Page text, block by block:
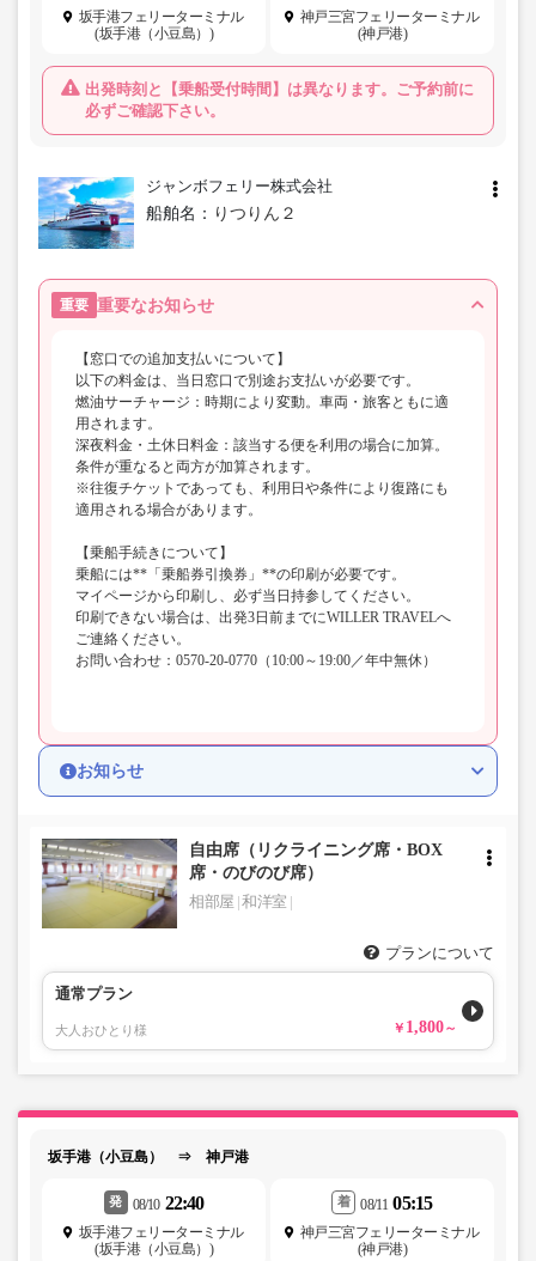
坂手港フェリーターミナル
(坂手港（小豆島）)
出発時刻と【乗船受付時間】は異なります。ご予約前に
必ずご確認下さい。
神戸三宮フェリーターミナル
(神戸港)
ジャンボフェリー株式会社
船舶名： りつりん２
重要 重要なお知らせ
【窓口での追加支払いについて】
以下の料金は、当日窓口で別途お支払いが必要です。
燃油サーチャージ：時期により変動。車両・旅客ともに適
用されます。
深夜料金・土休日料金：該当する便を利用の場合に加算。
条件が重なると両方が加算されます。
※往復チケットであっても、利用日や条件により復路にも
適用される場合があります。
【乗船手続きについて】
乗船には**「乗船券引換券」**の印刷が必要です。
マイページから印刷し、必ず当日持参してください。
印刷できない場合は、出発3日前までにWILLER TRAVELへ
ご連絡ください。
お問い合わせ：0570-20-0770（10:00～19:00／年中無休）
お知らせ
自由席（リクライニング席・BOX
席・のびのび席）
相部屋 和洋室
プランについて
通常プラン
大人おひとり様 1,800
坂手港（小豆島） ⇒ 神戸港
発 08/10 22:40
坂手港フェリーターミナル
(坂手港（小豆島）)
着 08/11 05:15
神戸三宮フェリーターミナル
(神戸港)